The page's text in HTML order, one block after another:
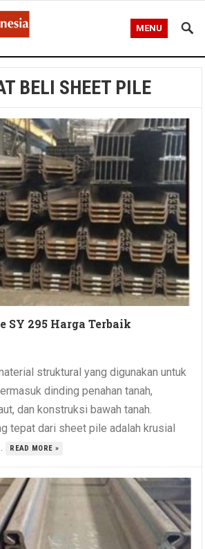
MENU
BELI SHEET PILE
SY 295 Harga Terbaik
struktural yang digunakan untuk
dinding penahan tanah,
dan konstruksi bawah tanah.
tepat dari sheet pile adalah krusial
READ MORE »